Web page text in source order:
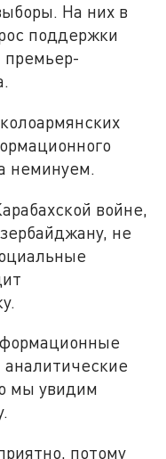
На них в
поддержки
премьер-
неминуем.
войне,
не
мы увидим
потому